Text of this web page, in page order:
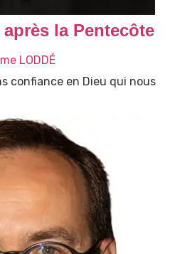
la Pentecôte
LODDÉ
confiance en Dieu qui nous